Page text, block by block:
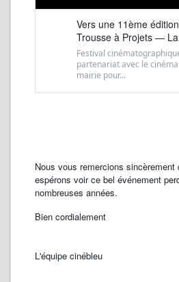
Vers une 11ème
Trousse à Projets —
Festival
partenariat avec le
mairie pour...
Nous vous remercions
espérons voir ce bel événement
nombreuses années.
Bien cordialement
L'équipe cinébleu